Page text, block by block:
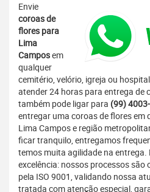
Envie
coroas de
flores para
Lima
Camposem
qualquer
cemitério, velório, igreja ou
atender 24 horas para entrega de
também pode ligar para (99)
entregar uma coroas de flores em
Lima Campos e região
ficar tranquilo, entregamos
temos muita agilidade na
excelência: nossos processos
pela ISO 9001, validando nossa
tratada com atenção especial,